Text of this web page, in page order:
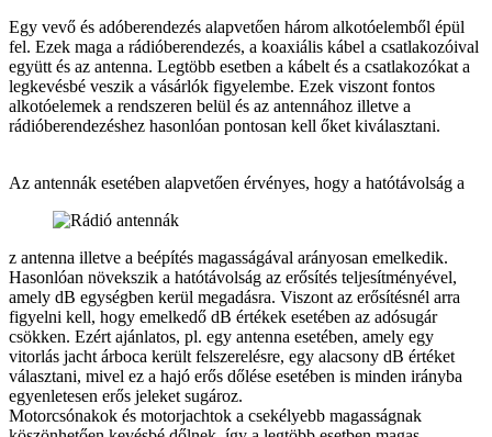
Egy vevő és adóberendezés alapvetően három alkotóelemből épül
fel. Ezek maga a rádióberendezés, a koaxiális kábel a csatlakozóival
együtt és az antenna. Legtöbb esetben a kábelt és a csatlakozókat a
legkevésbé veszik a vásárlók figyelembe. Ezek viszont fontos
alkotóelemek a rendszeren belül és az antennához illetve a
rádióberendezéshez hasonlóan pontosan kell őket kiválasztani.
Az antennák esetében alapvetően érvényes, hogy a hatótávolság a
z antenna illetve a beépítés magasságával arányosan emelkedik.
Hasonlóan növekszik a hatótávolság az erősítés teljesítményével,
amely dB egységben kerül megadásra. Viszont az erősítésnél arra
figyelni kell, hogy emelkedő dB értékek esetében az adósugár
csökken. Ezért ajánlatos, pl. egy antenna esetében, amely egy
vitorlás jacht árboca került felszerelésre, egy alacsony dB értéket
választani, mivel ez a hajó erős dőlése esetében is minden irányba
egyenletesen erős jeleket sugároz.
Motorcsónakok és motorjachtok a csekélyebb magasságnak